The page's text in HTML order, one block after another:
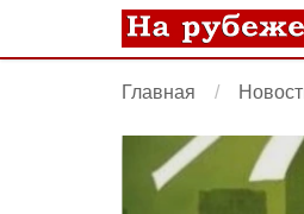
Главная